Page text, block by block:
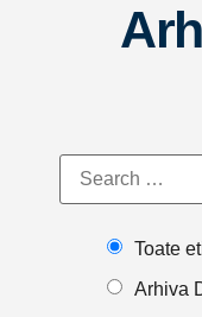
Toate
Arhiva